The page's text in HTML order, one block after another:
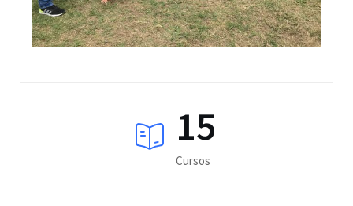
15
Cursos